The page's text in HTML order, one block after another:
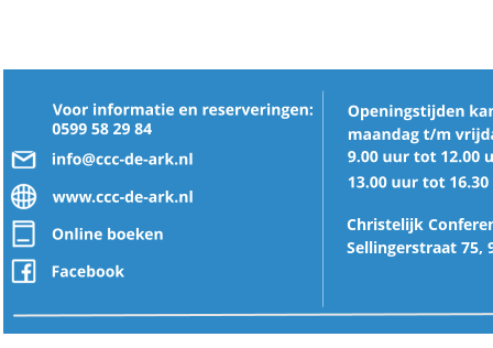
Christelijk
Sellingerstraat 75,